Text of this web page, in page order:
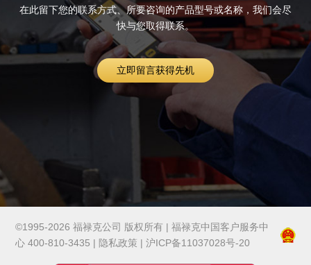
在此留下您的联系方式、所要咨询的产品型号或名称，我们会尽
快与您取得联系。
立即留言获得先机
©1995-2026 福禄克公司 版权所有 | 福禄克中国客户服务中
心 400-810-3435 | 隐私政策 | 沪ICP备11037028号-20